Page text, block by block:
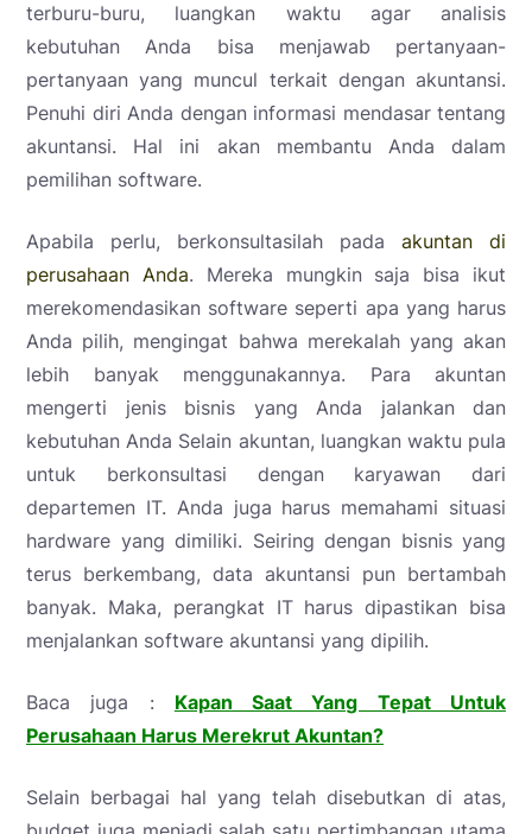
terburu-buru, luangkan waktu agar analisis
kebutuhan Anda bisa menjawab pertanyaan-
pertanyaan yang muncul terkait dengan akuntansi.
Penuhi diri Anda dengan informasi mendasar tentang
akuntansi. Hal ini akan membantu Anda dalam
pemilihan software.
Apabila perlu, berkonsultasilah pada akuntan di
perusahaan Anda. Mereka mungkin saja bisa ikut
merekomendasikan software seperti apa yang harus
Anda pilih, mengingat bahwa merekalah yang akan
lebih banyak menggunakannya. Para akuntan
mengerti jenis bisnis yang Anda jalankan dan
kebutuhan Anda Selain akuntan, luangkan waktu pula
untuk berkonsultasi dengan karyawan dari
departemen IT. Anda juga harus memahami situasi
hardware yang dimiliki. Seiring dengan bisnis yang
terus berkembang, data akuntansi pun bertambah
banyak. Maka, perangkat IT harus dipastikan bisa
menjalankan software akuntansi yang dipilih.
Baca juga : Kapan Saat Yang Tepat Untuk
Perusahaan Harus Merekrut Akuntan?
Selain berbagai hal yang telah disebutkan di atas,